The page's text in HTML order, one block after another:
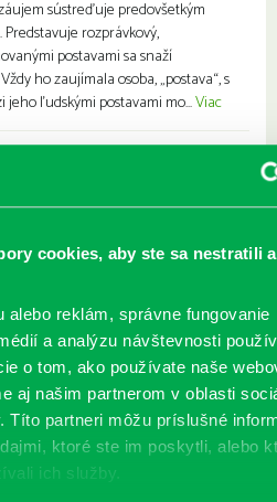
cookies, aby ste sa nestratili
alebo reklám, správne fungovanie
a analýzu návštevnosti
o tom, ako používate naše
aj našim partnerom v oblasti
Títo partneri môžu príslušné
ktoré ste im poskytli, alebo
ich služby.
sústreďuje predovšetkým
rozprávkový,
postavami sa snaží
ho zaujímala osoba, „postava“, s
ľudskými postavami mo...Viac
dni, ktoré si spoločne užijeme.
vzdelávania (PAV) V júni
ktorej témou bude „Umelecká
Rodinný workshop Spoločne sa
pocitov prostredníctvom
na Dňoch Petržalky Spoločne s